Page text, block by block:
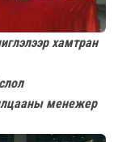
хамтран
менежер